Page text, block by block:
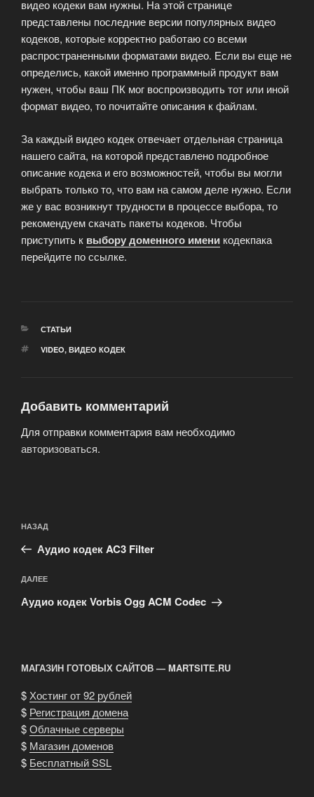
видео кодеки вам нужны. На этой странице
представлены последние версии популярных видео
кодеков, которые корректно работаю со всеми
распространенными форматами видео. Если вы еще не
определись, какой именно программный продукт вам
нужен, чтобы ваш ПК мог воспроизводить тот или иной
формат видео, то почитайте описания к файлам.
За каждый видео кодек отвечает отдельная страница
нашего сайта, на которой представлено подробное
описание кодека и его возможностей, чтобы вы могли
выбрать только то, что вам на самом деле нужно. Если
же у вас возникнут трудности в процессе выбора, то
рекомендуем скачать пакеты кодеков. Чтобы
приступить к выбору доменного имени кодекпака
перейдите по ссылке.
РУБРИКИ
СТАТЬИ
МЕТКИ
VIDEO, ВИДЕО КОДЕК
Добавить комментарий
Для отправки комментария вам необходимо
авторизоваться.
по
записям
Предыдущая
запись:
НАЗАД
Аудио кодек AC3 Filter
Следующая
запись
ДАЛЕЕ
Аудио кодек Vorbis Ogg ACM Codec
МАГАЗИН ГОТОВЫХ САЙТОВ — MARTSITE.RU
$ Хостинг от 92 рублей
$ Регистрация домена
$Облачные серверы
$ Магазин доменов
$ Бесплатный SSL